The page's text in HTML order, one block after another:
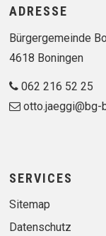
Footer
ADRESSE
Bürgergemeinde
4618 Boningen
062 216 52 25
otto.jaeggi@bg-
SERVICES
Sitemap
Datenschutz